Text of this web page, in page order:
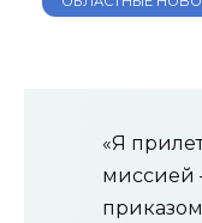
«Я
миссией